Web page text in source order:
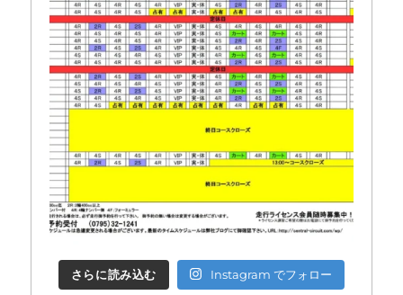
さらに読み込む Instagram でフォロー